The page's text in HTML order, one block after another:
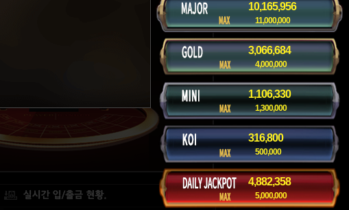
10,165,956
11,000,000
3,066,686
4,000,000
1,106,330
1,300,000
316,802
500,000
4,882,361
5,000,000